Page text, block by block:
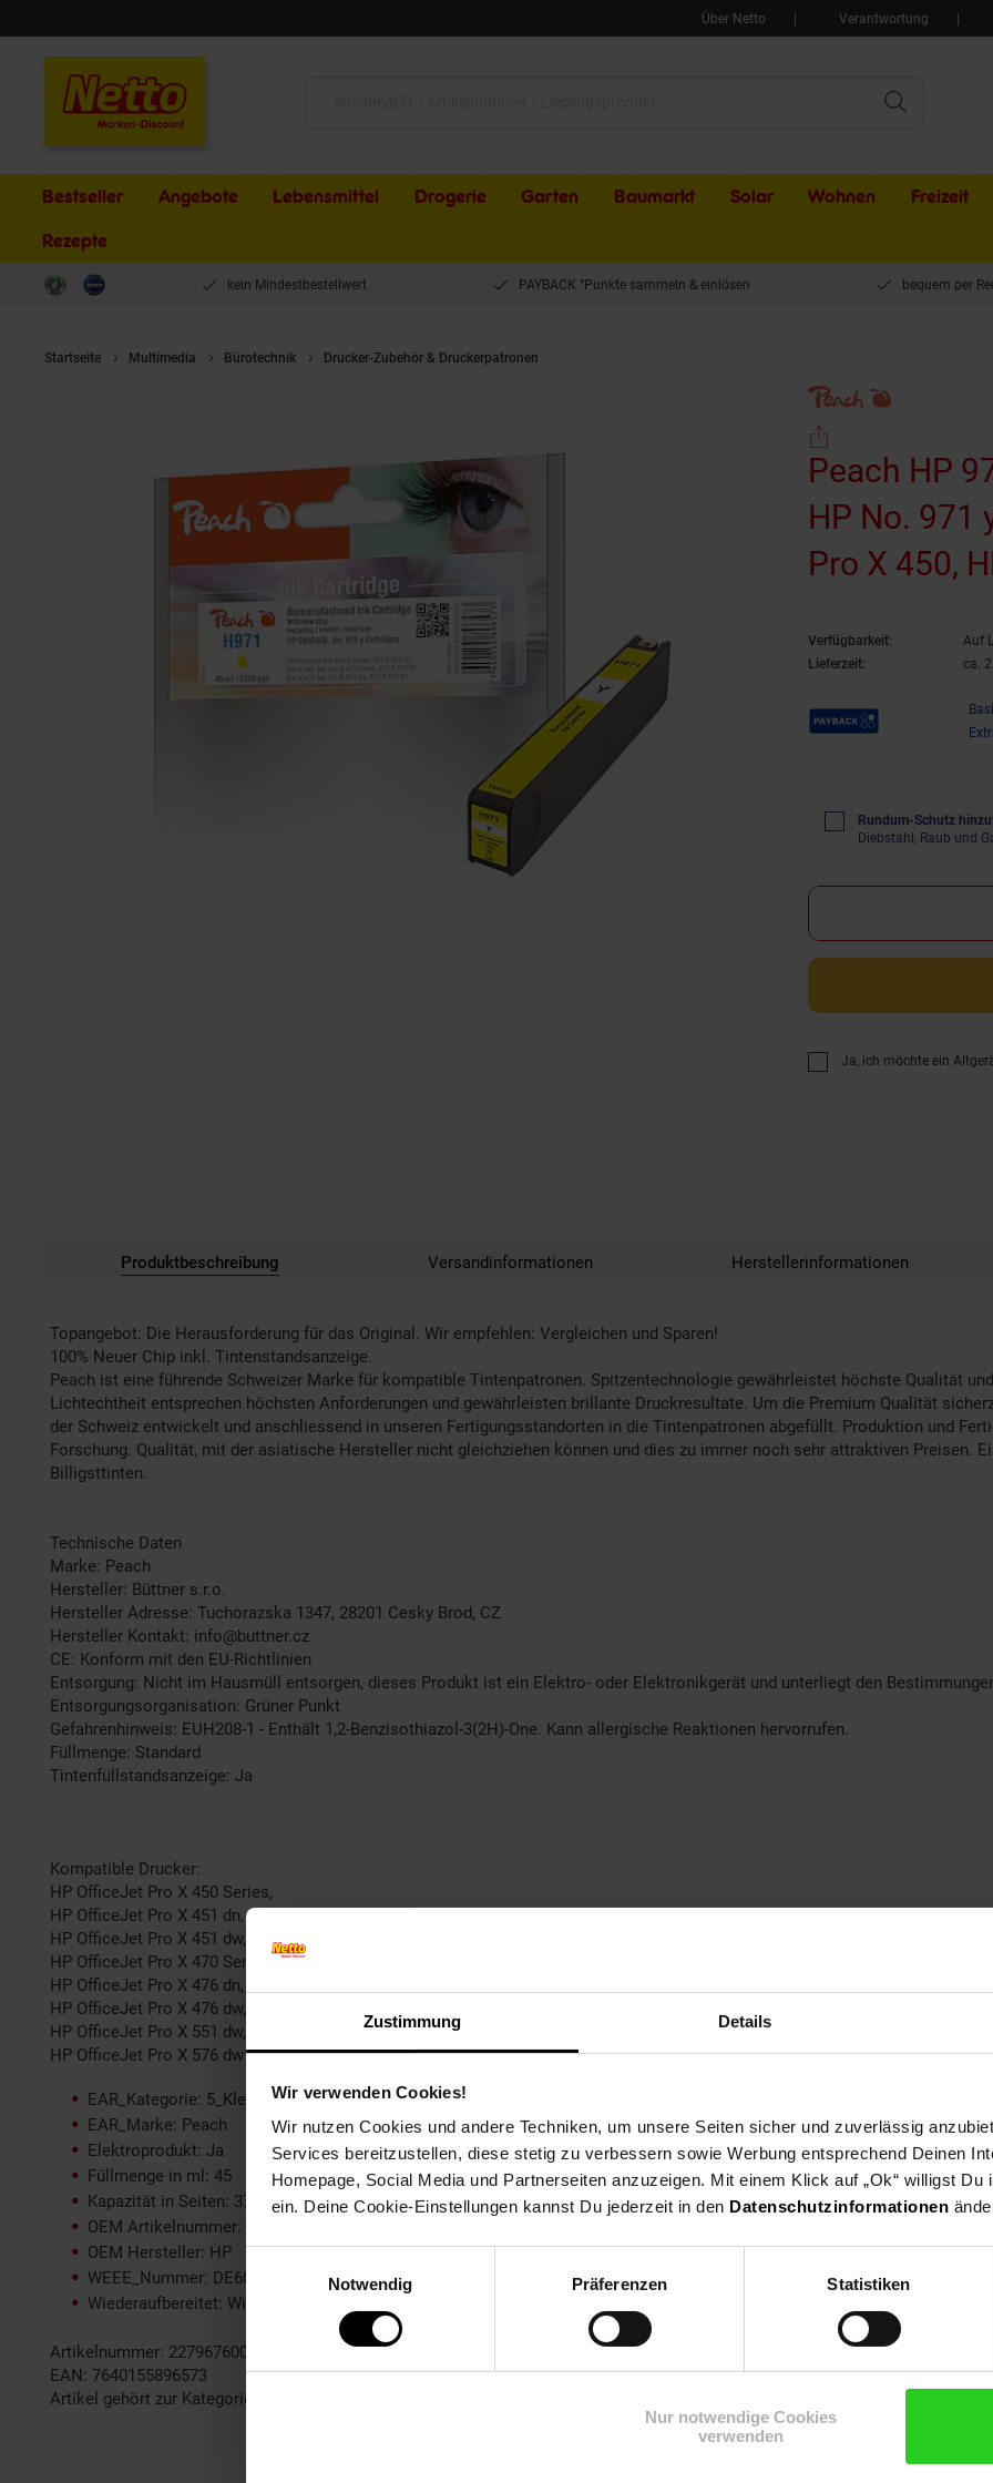
Zustimmung Details
Wir verwenden Cookies!
Wir nutzen Cookies und andere Techniken, um unsere Seiten sicher und zuverlässig
Services bereitzustellen, diese stetig zu verbessern sowie Werbung entsprechend Deinen
Homepage, Social Media und Partnerseiten anzuzeigen. Mit einem Klick auf „Ok“ willigst Du
ein. Deine Cookie-Einstellungen kannst Du jederzeit in den Datenschutzinformationen
Notwendig
Präferenzen Statistiken
Nur notwendige Cookies
verwenden
Über Netto Verantwortung
Bestseller Angebote Lebensmittel Drogerie Garten Baumarkt Solar Wohnen Freizeit
Rezepte
kein Mindestbestellwert PAYBACK °Punkte sammeln & einlösen bequem per
Startseite Multimedia Bürotechnik Drucker-Zubehör & Druckerpatronen
Peach HP
HP No. 971
Pro X 450,
Verfügbarkeit:
Auf
Lieferzeit:
ca.
Payback Punkte
Rundum-Schutz
Diebstahl, Raub und
Ja, ich möchte ein
Produktbeschreibung Versandinformationen Herstellerinformationen
Topangebot: Die Herausforderung für das Original. Wir empfehlen: Vergleichen und Sparen!
100% Neuer Chip inkl. Tintenstandsanzeige.
Peach ist eine führende Schweizer Marke für kompatible Tintenpatronen. Spitzentechnologie gewährleistet höchste Qualität
Lichtechtheit entsprechen höchsten Anforderungen und gewährleisten brillante Druckresultate. Um die Premium Qualität
der Schweiz entwickelt und anschliessend in unseren Fertigungsstandorten in die Tintenpatronen abgefüllt. Produktion und
Forschung. Qualität, mit der asiatische Hersteller nicht gleichziehen können und dies zu immer noch sehr attraktiven Preisen.
Billigsttinten.
Technische Daten
Marke: Peach
Hersteller: Büttner s.r.o.
Hersteller Adresse: Tuchorazska 1347, 28201 Cesky Brod, CZ
Hersteller Kontakt: info@buttner.cz
CE: Konform mit den EU-Richtlinien
Entsorgung: Nicht im Hausmüll entsorgen, dieses Produkt ist ein Elektro- oder Elektronikgerät und unterliegt den
Entsorgungsorganisation: Grüner Punkt
Gefahrenhinweis: EUH208-1 - Enthält 1,2-Benzisothiazol-3(2H)-One. Kann allergische Reaktionen hervorrufen.
Füllmenge: Standard
Tintenfüllstandsanzeige: Ja
Kompatible Drucker:
HP OfficeJet Pro X 450 Series,
HP OfficeJet Pro X 451 dn,
HP OfficeJet Pro X 451 dw,
HP OfficeJet Pro X 470 Series,
HP OfficeJet Pro X 476 dn,
HP OfficeJet Pro X 476 dw,
HP OfficeJet Pro X 551 dw,
HP OfficeJet Pro X 576 dw
EAR_Kategorie: 5_Kleingeräte
EAR_Marke: Peach
Elektroprodukt: Ja
Füllmenge in ml: 45
Kapazität in Seiten: 3720
OEM Artikelnummer: No. 971 y, CN624A
OEM Hersteller: HP
WEEE_Nummer: DE60366366
Wiederaufbereitet: Wiederaufbereitetes Produkt
Artikelnummer: 2279676000
EAN: 7640155896573
Artikel gehört zur Kategorie: